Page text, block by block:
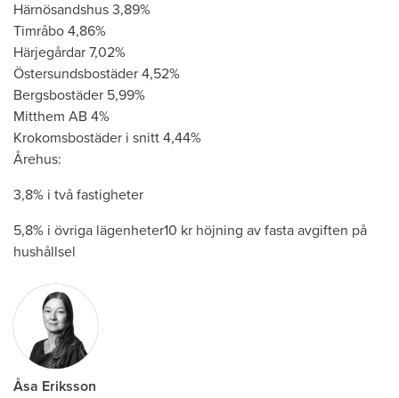
Härnösandshus 3,89%
Timråbo 4,86%
Härjegårdar 7,02%
Östersundsbostäder 4,52%
Bergsbostäder 5,99%
Mitthem AB 4%
Krokomsbostäder i snitt 4,44%
Årehus:
3,8% i två fastigheter
5,8% i övriga lägenheter10 kr höjning av fasta avgiften på
hushållsel
Åsa Eriksson